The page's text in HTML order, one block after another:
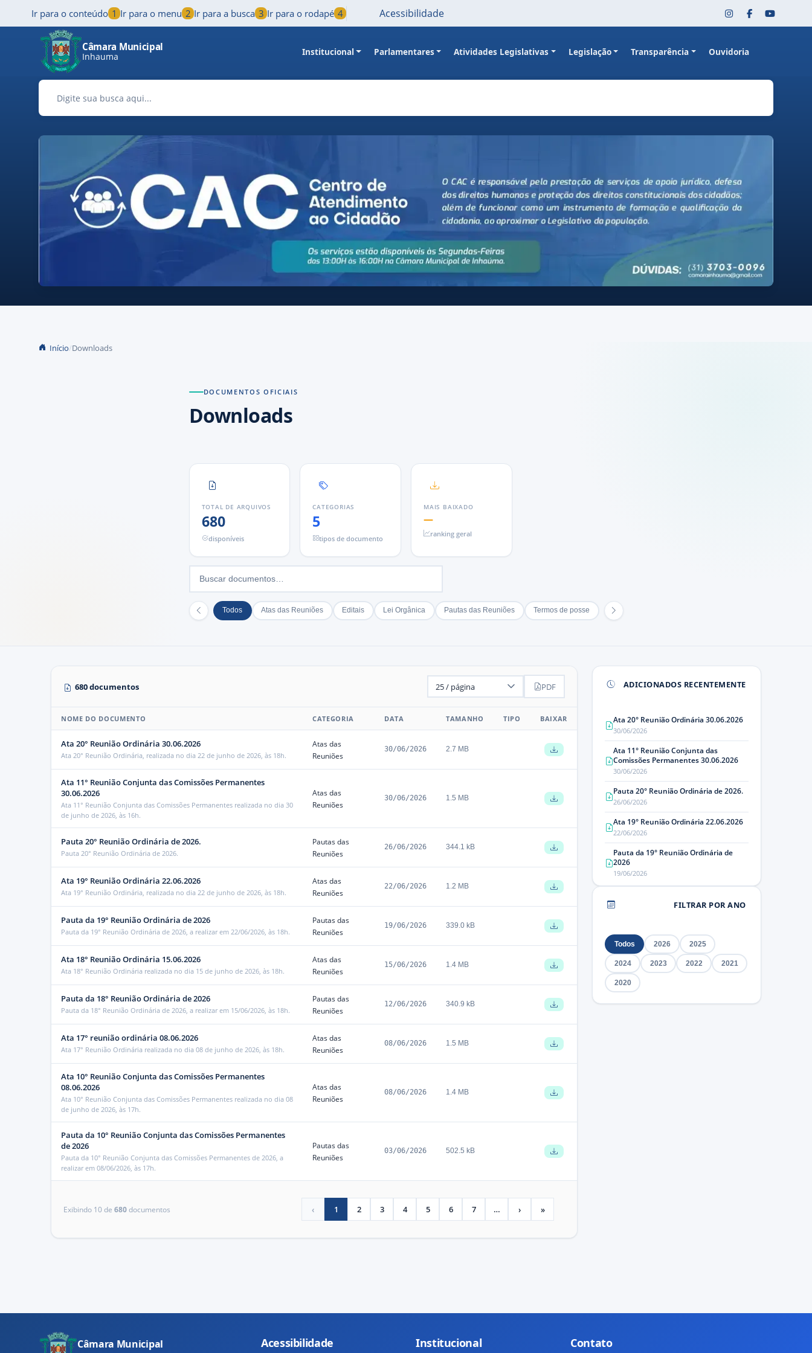
Pular para o conteúdo principal
Ir para o conteúdo 1 Ir para o menu 2 Ir para a busca 3 Ir para o rodapé 4 Acessibilidade
Câmara Municipal
Inhauma Institucional Parlamentares Atividades Legislativas Legislação Transparência Ouvidoria
Início Downloads
DOCUMENTOS OFICIAIS
Downloads
TOTAL DE ARQUIVOS
680
disponíveis
CATEGORIAS
5
tipos de documento
MAIS BAIXADO
—
ranking geral
Todos Atas das Reuniões Editais Lei Orgânica Pautas das Reuniões Termos de posse
680 documentos PDF
NOME DO DOCUMENTO CATEGORIA DATA TAMANHO TIPO BAIXAR
Ata 20° Reunião Ordinária 30.06.2026
Ata 20° Reunião Ordinária, realizada no dia 22 de junho de 2026, às 18h.
Atas das
Reuniões
30/06/2026 2.7 MB
Ata 11° Reunião Conjunta das Comissões Permanentes
30.06.2026
Ata 11° Reunião Conjunta das Comissões Permanentes realizada no dia 30
de junho de 2026, às 16h.
Atas das
Reuniões
30/06/2026 1.5 MB
Pauta 20° Reunião Ordinária de 2026.
Pauta 20° Reunião Ordinária de 2026.
Pautas das
Reuniões
26/06/2026 344.1 kB
Ata 19° Reunião Ordinária 22.06.2026
Ata 19° Reunião Ordinária, realizada no dia 22 de junho de 2026, às 18h.
Atas das
Reuniões
22/06/2026 1.2 MB
Pauta da 19° Reunião Ordinária de 2026
Pauta da 19° Reunião Ordinária de 2026, a realizar em 22/06/2026, às 18h.
Pautas das
Reuniões
19/06/2026 339.0 kB
Ata 18° Reunião Ordinária 15.06.2026
Ata 18° Reunião Ordinária realizada no dia 15 de junho de 2026, às 18h.
Atas das
Reuniões
15/06/2026 1.4 MB
Pauta da 18° Reunião Ordinária de 2026
Pauta da 18° Reunião Ordinária de 2026, a realizar em 15/06/2026, às 18h.
Pautas das
Reuniões
12/06/2026 340.9 kB
Ata 17° reunião ordinária 08.06.2026
Ata 17° Reunião Ordinária realizada no dia 08 de junho de 2026, às 18h.
Atas das
Reuniões
08/06/2026 1.5 MB
Ata 10° Reunião Conjunta das Comissões Permanentes
08.06.2026
Ata 10° Reunião Conjunta das Comissões Permanentes realizada no dia 08
de junho de 2026, às 17h.
Atas das
Reuniões
08/06/2026 1.4 MB
Pauta da 10° Reunião Conjunta das Comissões Permanentes
de 2026
Pauta da 10° Reunião Conjunta das Comissões Permanentes de 2026, a
realizar em 08/06/2026, às 17h.
Pautas das
Reuniões
03/06/2026 502.5 kB
Exibindo 10de 680documentos ‹Previous
1(current)
2 3 4 5 6 7 …More ›Next »Last
ADICIONADOS RECENTEMENTE
Ata 20° Reunião Ordinária 30.06.2026
30/06/2026
Ata 11° Reunião Conjunta das
Comissões Permanentes 30.06.2026
30/06/2026
Pauta 20° Reunião Ordinária de 2026.
26/06/2026
Ata 19° Reunião Ordinária 22.06.2026
22/06/2026
Pauta da 19° Reunião Ordinária de
2026
19/06/2026
FILTRAR POR ANO
Todos 2026 2025
2024 2023 2022 2021
2020
Câmara Municipal Acessibilidade Institucional Contato